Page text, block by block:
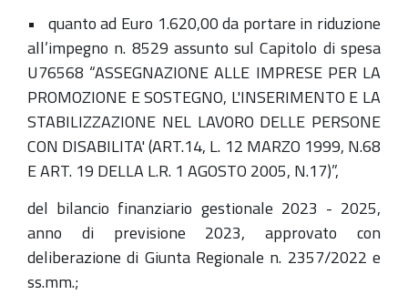
• quanto ad Euro 1.620,00 da portare in riduzione
all’impegno n. 8529 assunto sul Capitolo di spesa
U76568 “ASSEGNAZIONE ALLE IMPRESE PER LA
PROMOZIONE E SOSTEGNO, L'INSERIMENTO E LA
STABILIZZAZIONE NEL LAVORO DELLE PERSONE
CON DISABILITA' (ART.14, L. 12 MARZO 1999, N.68
E ART. 19 DELLA L.R. 1 AGOSTO 2005, N.17)”,
del bilancio finanziario gestionale 2023 - 2025,
anno di previsione 2023, approvato con
deliberazione di Giunta Regionale n. 2357/2022 e
ss.mm.;